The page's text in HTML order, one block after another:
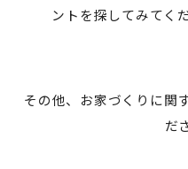
ントを探してみてく
その他、お家づくりに関
だ